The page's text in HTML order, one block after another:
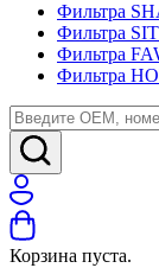
Фильтра
Фильтра
Фильтра
Фильтра
Корзина пуста.